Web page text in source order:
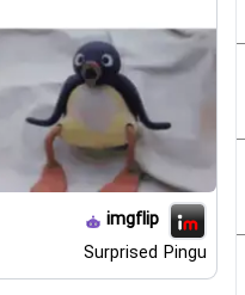
imgflip
Surprised Pingu